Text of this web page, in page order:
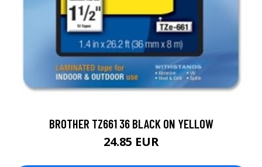
BROTHER TZ661 36 BLACK ON YELLOW
24.85 EUR